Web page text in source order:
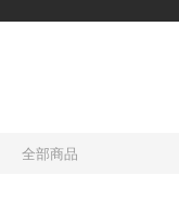
全部商品